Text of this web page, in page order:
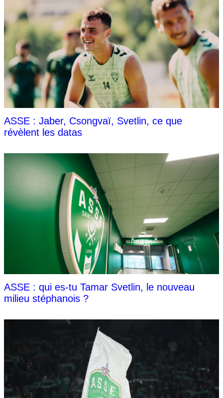
ASSE : Jaber, Csongvaï, Svetlin, ce que
révèlent les datas
ASSE : qui es-tu Tamar Svetlin, le nouveau
milieu stéphanois ?